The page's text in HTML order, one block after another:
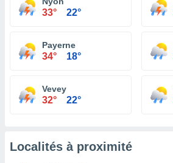
33° 22°
Payerne
34° 18°
Vevey
32° 22°
Localités à proximité